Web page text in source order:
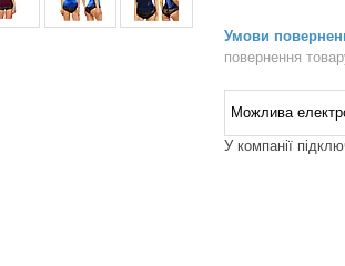
повернення
У компанії